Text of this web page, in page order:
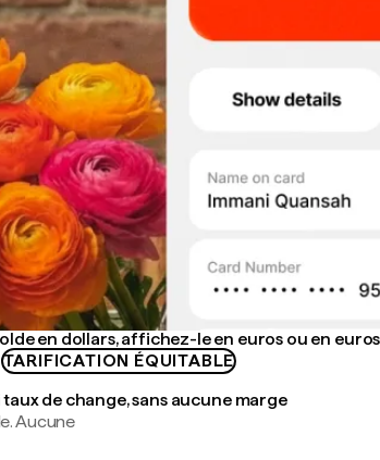
en dollars, affichez-le en euros ou en euros
TARIFICATION ÉQUITABLE
taux de change, sans aucune marge
Aucune